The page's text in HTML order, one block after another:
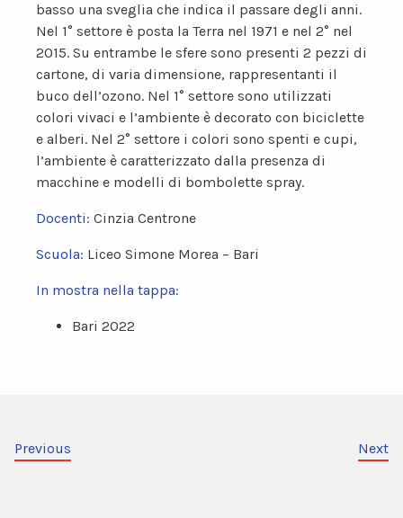
basso una sveglia che indica il passare degli anni.
Nel 1° settore è posta la Terra nel 1971 e nel 2° nel
2015. Su entrambe le sfere sono presenti 2 pezzi di
cartone, di varia dimensione, rappresentanti il
buco dell’ozono. Nel 1° settore sono utilizzati
colori vivaci e l’ambiente è decorato con biciclette
e alberi. Nel 2° settore i colori sono spenti e cupi,
l’ambiente è caratterizzato dalla presenza di
macchine e modelli di bombolette spray.
Docenti: Cinzia Centrone
Scuola: Liceo Simone Morea – Bari
In mostra nella tappa:
Bari 2022
Previous Next